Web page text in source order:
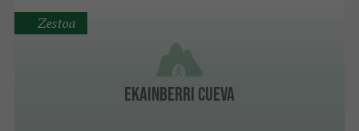
Ekainberri Cueva
Zestoa